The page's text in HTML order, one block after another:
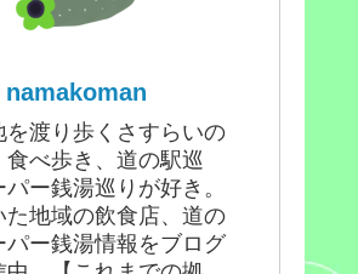
namakoman
を渡り歩くさすらいの
食べ歩き、道の駅巡
パー銭湯巡りが好き。
た地域の飲食店、道の
パー銭湯情報をブログ